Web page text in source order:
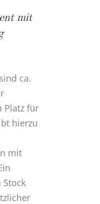
mit
ca.
Platz für
hierzu
mit